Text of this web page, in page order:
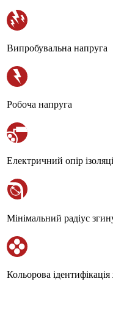
Випробувальна напруга
Робоча напруга
Електричний опір
Мінімальний радіус
Кольорова